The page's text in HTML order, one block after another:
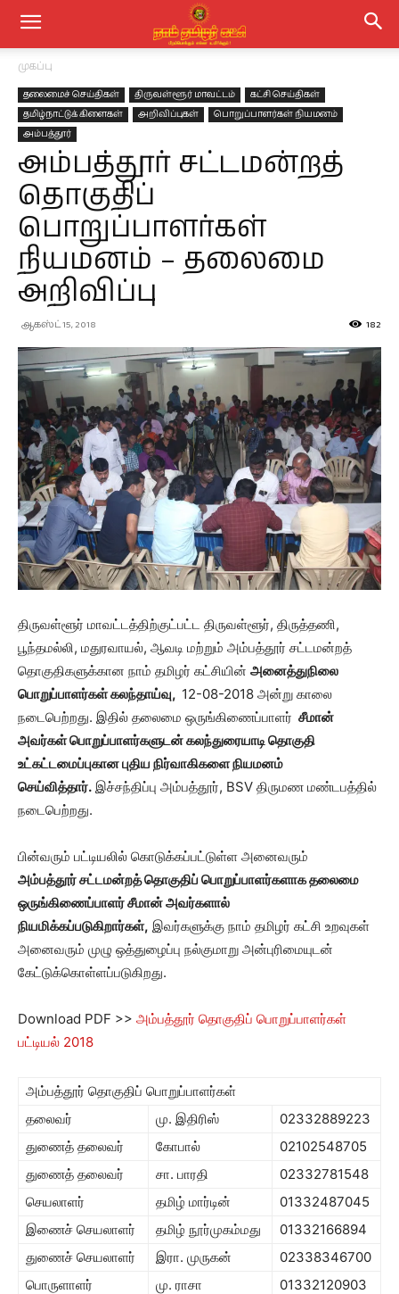
முகப்பு
தலைமைச் செய்திகள் திருவள்ளூர் மாவட்டம்
கட்சி செய்திகள்
தமிழ்நாட்டுக் கிளைகள்
அறிவிப்புகள்
பொறுப்பாளர்கள் நியமனம்
அம்பத்தூர்
அம்பத்தூர் சட்டமன்றத்
தொகுதிப்
பொறுப்பாளர்கள்
நியமனம் – தலைமை
அறிவிப்பு
ஆகஸ்ட் 15, 2018 182
திருவள்ளூர் மாவட்டத்திற்குட்பட்ட திருவள்ளூர், திருத்தணி,
பூந்தமல்லி, மதுரவாயல், ஆவடி மற்றும் அம்பத்தூர் சட்டமன்றத்
தொகுதிகளுக்கான நாம் தமிழர் கட்சியின் அனைத்துநிலை
பொறுப்பாளர்கள் கலந்தாய்வு, 12-08-2018 அன்று காலை
நடைபெற்றது. இதில் தலைமை ஒருங்கிணைப்பாளர் சீமான்
அவர்கள் பொறுப்பாளர்களுடன் கலந்துரையாடி தொகுதி
உட்கட்டமைப்புகான புதிய நிர்வாகிகளை நியமனம்
செய்வித்தார். இச்சந்திப்பு அம்பத்தூர், BSV திருமண மண்டபத்தில்
நடைபெற்றது.
பின்வரும் பட்டியலில் கொடுக்கப்பட்டுள்ள அனைவரும்
அம்பத்தூர் சட்டமன்றத் தொகுதிப் பொறுப்பாளர்களாக தலைமை
ஒருங்கிணைப்பாளர் சீமான் அவர்களால்
நியமிக்கப்படுகிறார்கள், இவர்களுக்கு நாம் தமிழர் கட்சி உறவுகள்
அனைவரும் முழு ஒத்துழைப்பு நல்குமாறு அன்புரிமையுடன்
கேட்டுக்கொள்ளப்படுகிறது.
Download PDF >> அம்பத்தூர் தொகுதிப் பொறுப்பாளர்கள்
பட்டியல் 2018
அம்பத்தூர் தொகுதிப் பொறுப்பாளர்கள்
தலைவர்
மு. இதிரிஸ்
02332889223
துணைத் தலைவர்
கோபால்
02102548705
துணைத் தலைவர்
சா. பாரதி
02332781548
செயலாளர்
தமிழ் மார்டின்
01332487045
இணைச் செயலாளர்
தமிழ் நூர்முகம்மது
01332166894
துணைச் செயலாளர்
இரா. முருகன்
02338346700
பொருளாளர்
மு. ராசா
01332120903